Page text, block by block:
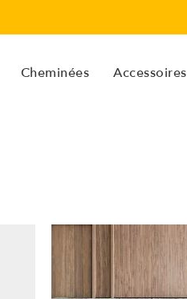
Cheminées Accessoires